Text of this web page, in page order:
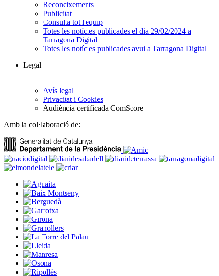
Reconeixements
Publicitat
Consulta tot l'equip
Totes les notícies publicades el dia 29/02/2024 a
Tarragona Digital
Totes les notícies publicades avui a Tarragona Digital
Legal
Avís legal
Privacitat i Cookies
Audiència certificada ComScore
Amb la col·laboració de: